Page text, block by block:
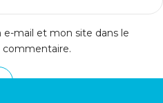
mail et mon site dans le
commentaire.